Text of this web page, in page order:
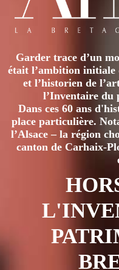
Garder trace d’un
était l’ambition
et l’historien de
l’Inventaire du
Dans ces 60 ans
place particulière.
l’Alsace – la région
canton de Carhaix-